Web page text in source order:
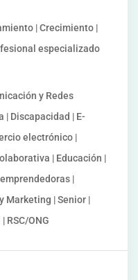
| Crecimiento |
especializado
y Redes
| Discapacidad | E-
electrónico |
| Educación |
|
Marketing | Senior |
RSC/ONG